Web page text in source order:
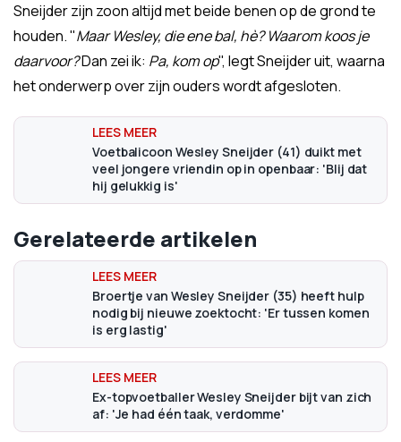
Sneijder zijn zoon altijd met beide benen op de grond te
houden. "Maar Wesley, die ene bal, hè? Waarom koos je
daarvoor?Dan zei ik: Pa, kom op", legt Sneijder uit, waarna
het onderwerp over zijn ouders wordt afgesloten.
Voetbalicoon Wesley Sneijder (41) duikt met
veel jongere vriendin op in openbaar: 'Blij dat
hij gelukkig is'
Gerelateerde artikelen
Broertje van Wesley Sneijder (35) heeft hulp
nodig bij nieuwe zoektocht: 'Er tussen komen
is erg lastig'
Ex-topvoetballer Wesley Sneijder bijt van zich
af: 'Je had één taak, verdomme'